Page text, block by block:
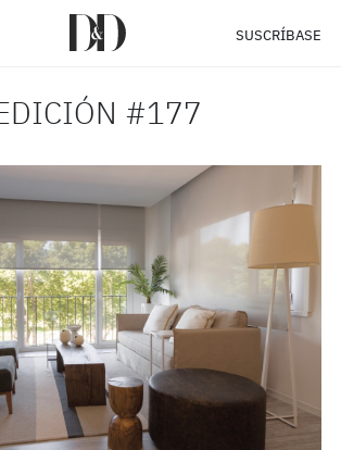
SUSCRÍBASE
#177